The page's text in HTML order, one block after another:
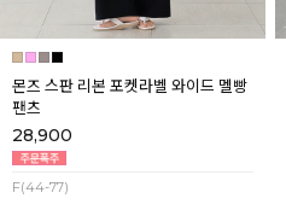
몬즈 스판 리본 포켓라벨 와이드 멜빵
팬츠
28,900
F(44-77)